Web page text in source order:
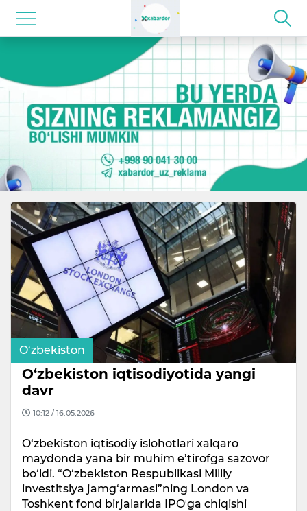
O‘zbekiston
O‘zbekiston iqtisodiyotida yangi
davr
10:12 / 16.05.2026
O‘zbekiston iqtisodiy islohotlari xalqaro
maydonda yana bir muhim e’tirofga sazovor
bo‘ldi. “O‘zbekiston Respublikasi Milliy
investitsiya jamg‘armasi”ning London va
Toshkent fond birjalarida IPOʼga chiqishi